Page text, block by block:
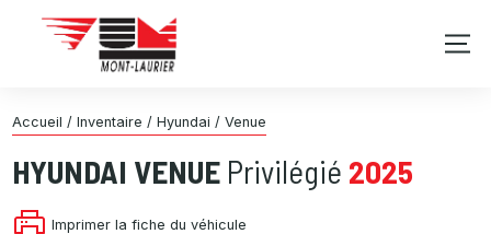
Accueil / Inventaire / Hyundai / Venue
HYUNDAI VENUE Privilégié 2025
Imprimer la fiche du véhicule